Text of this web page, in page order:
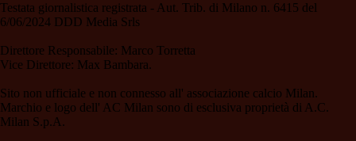
Testata giornalistica registrata - Aut. Trib. di Milano n. 6415 del
6/06/2024 DDD Media Srls
Direttore Responsabile: Marco Torretta
Vice Direttore: Max Bambara.
Sito non ufficiale e non connesso all' associazione calcio Milan.
Marchio e logo dell' AC Milan sono di esclusiva proprietà di A.C.
Milan S.p.A.